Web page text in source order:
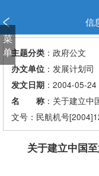
信
菜
单主题分类：政府公文
办文单位：发展计划司
发文日期：2004-05-24
名 称：关于建立中
文号：民航机号
关于建立中国
窗
口
打
开
明